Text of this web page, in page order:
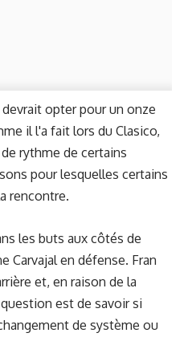
opter pour un onze
il l'a fait lors du Clasico,
rythme de certains
pour lesquelles certains
rencontre.
les buts aux côtés de
Carvajal en défense. Fran
et, en raison de la
est de savoir si
de système ou